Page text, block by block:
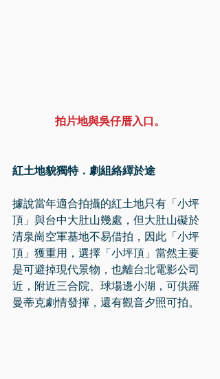
拍片地與吳仔厝入口。
紅土地貌獨特．劇組絡繹於途
據說當年適合拍攝的紅土地只有「小坪
頂」與台中大肚山幾處，但大肚山礙於
清泉崗空軍基地不易借拍，因此「小坪
頂」獲重用，選擇「小坪頂」當然主要
是可避掉現代景物，也離台北電影公司
近，附近三合院、球場邊小湖，可供羅
曼蒂克劇情發揮，還有觀音夕照可拍。